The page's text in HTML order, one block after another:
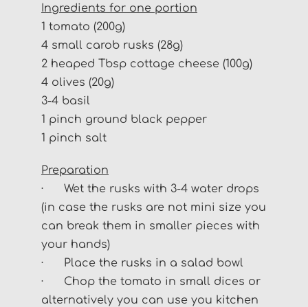
Ingredients for one portion
1 tomato (200g)
4 small carob rusks (28g)
2 heaped Tbsp cottage cheese (100g)
4 olives (20g)
3-4 basil
1 pinch ground black pepper
1 pinch salt
Preparation
· Wet the rusks with 3-4 water drops
(in case the rusks are not mini size you
can break them in smaller pieces with
your hands)
· Place the rusks in a salad bowl
· Chop the tomato in small dices or
alternatively you can use you kitchen